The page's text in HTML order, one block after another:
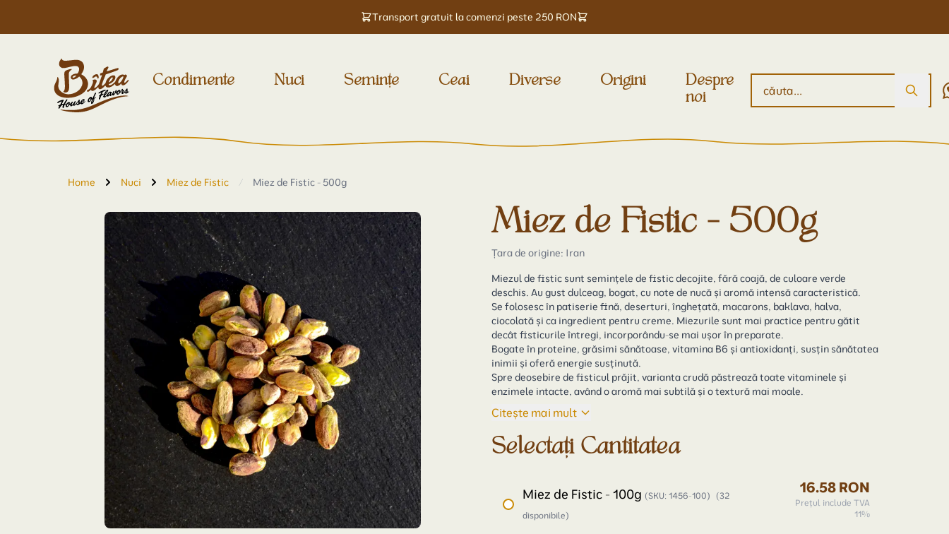
Transport gratuit la comenzi peste 250 RON
Condimente Nuci Semințe Ceai Diverse Origini
Despre
noi
Home Nuci Miez de Fistic / Miez de Fistic - 500g
Miez de Fistic - 500g
Țara de origine: Iran
Miezul de fistic sunt semințele de fistic decojite, fără coajă, de culoare verde
deschis. Au gust dulceag, bogat, cu note de nucă și aromă intensă caracteristică.
Se folosesc în patiserie fină, deserturi, înghețată, macarons, baklava, halva,
ciocolată și ca ingredient pentru creme. Miezurile sunt mai practice pentru gătit
decât fisticurile întregi, incorporându-se mai ușor în preparate.
Bogate în proteine, grăsimi sănătoase, vitamina B6 și antioxidanți, susțin sănătatea
inimii și oferă energie susținută.
Spre deosebire de fisticul prăjit, varianta crudă păstrează toate vitaminele și
enzimele intacte, având o aromă mai subtilă și o textură mai moale.
Citește mai mult
Selectați Cantitatea
Miez de Fistic - 100g (SKU: 1456-100)
(32
disponibile)
16.58 RON
Prețul include TVA
11%